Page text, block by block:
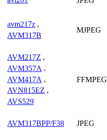
avm217z ,
AVM317B
MJPEG
AVM217Z ,
AVM357A ,
AVM417A ,
AVN815EZ ,
AVS529
FFMPEG
AVM317BPP/F38 JPEG